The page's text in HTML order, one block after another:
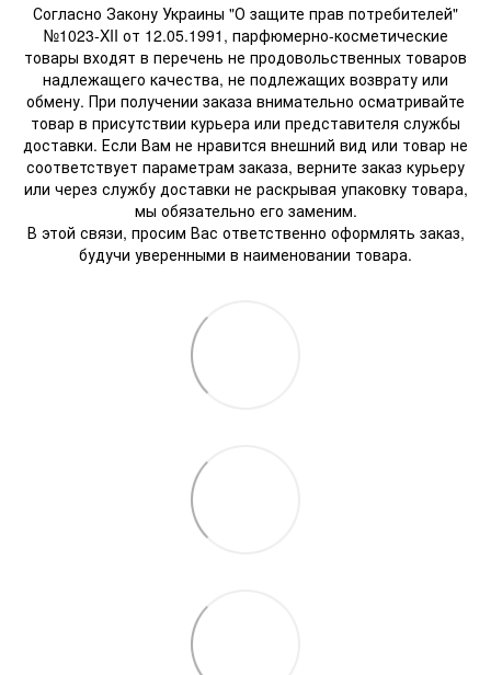
Согласно Закону Украины "О защите прав потребителей"
№1023-XII от 12.05.1991, парфюмерно-косметические
товары входят в перечень не продовольственных товаров
надлежащего качества, не подлежащих возврату или
обмену. При получении заказа внимательно осматривайте
товар в присутствии курьера или представителя службы
доставки. Если Вам не нравится внешний вид или товар не
соответствует параметрам заказа, верните заказ курьеру
или через службу доставки не раскрывая упаковку товара,
мы обязательно его заменим.
В этой связи, просим Вас ответственно оформлять заказ,
будучи уверенными в наименовании товара.